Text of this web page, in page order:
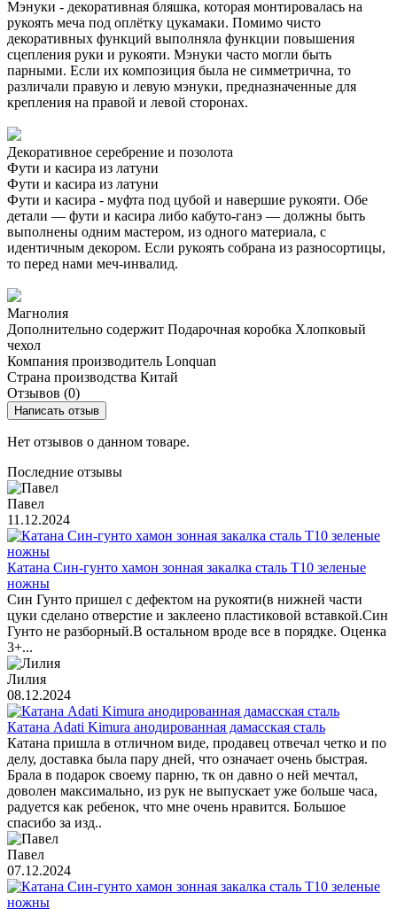
Мэнуки - декоративная бляшка, которая монтировалась на
рукоять меча под оплётку цукамаки. Помимо чисто
декоративных функций выполняла функции повышения
сцепления руки и рукояти. Мэнуки часто могли быть
парными. Если их композиция была не симметрична, то
различали правую и левую мэнуки, предназначенные для
крепления на правой и левой сторонах.
Декоративное серебрение и позолота
Фути и касира из латуни
Фути и касира из латуни
Фути и касира - муфта под цубой и навершие рукояти. Обе
детали — фути и касира либо кабуто-ганэ — должны быть
выполнены одним мастером, из одного материала, с
идентичным декором. Если рукоять собрана из разносортицы,
то перед нами меч-инвалид.
Магнолия
Дополнительно содержит Подарочная коробка Хлопковый
чехол
Компания производитель Lonquan
Страна производства Китай
Отзывов (0)
Написать отзыв
Нет отзывов о данном товаре.
Последние отзывы
Павел
11.12.2024
Катана Син-гунто хамон зонная закалка сталь T10 зеленые
ножны
Син Гунто пришел с дефектом на рукояти(в нижней части
цуки сделано отверстие и заклеено пластиковой вставкой.Син
Гунто не разборный.В остальном вроде все в порядке. Оценка
3+...
Лилия
08.12.2024
Катана Adati Kimura анодированная дамасская сталь
Катана пришла в отличном виде, продавец отвечал четко и по
делу, доставка была пару дней, что означает очень быстрая.
Брала в подарок своему парню, тк он давно о ней мечтал,
доволен максимально, из рук не выпускает уже больше часа,
радуется как ребенок, что мне очень нравится. Большое
спасибо за изд..
Павел
07.12.2024